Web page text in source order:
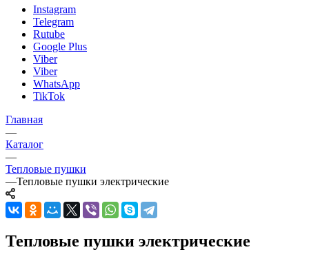
Instagram
Telegram
Rutube
Google Plus
Viber
Viber
WhatsApp
TikTok
Главная
—
Каталог
—
Тепловые пушки
—Тепловые пушки электрические
Тепловые пушки электрические